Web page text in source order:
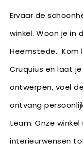
Ervaar de
winkel. Woon je in
Heemstede. Kom
Cruquius en laat
ontwerpen, voel
ontvang
team. Onze
interieurwensen